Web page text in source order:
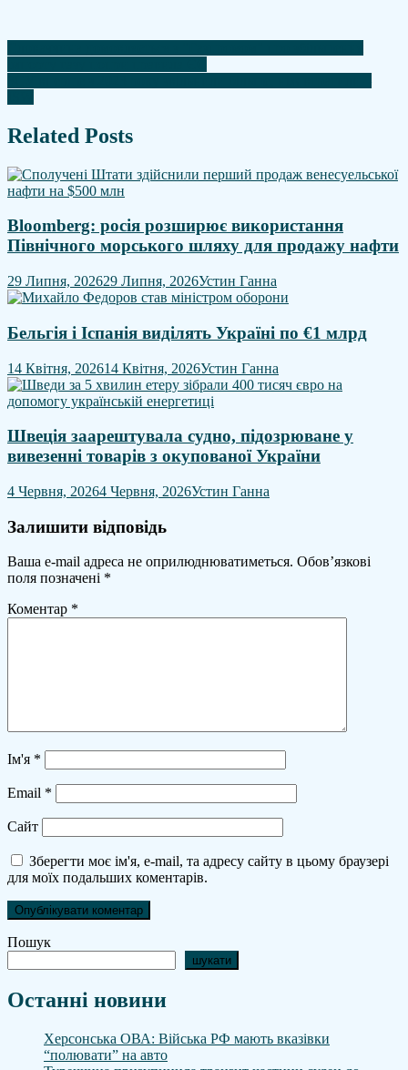
Навігація
записів
Related Posts
Bloomberg: росія розширює використання
Північного морського шляху для продажу нафти
29 Липня, 202629 Липня, 2026Устин Ганна
Бельгія і Іспанія виділять Україні по €1 млрд
14 Квітня, 202614 Квітня, 2026Устин Ганна
Швеція заарештувала судно, підозрюване у
вивезенні товарів з окупованої України
4 Червня, 20264 Червня, 2026Устин Ганна
Залишити відповідь
Ваша e-mail адреса не оприлюднюватиметься. Обов’язкові
поля позначені *
Коментар *
Ім'я *
Email *
Сайт
Зберегти моє ім'я, e-mail, та адресу сайту в цьому браузері
для моїх подальших коментарів.
Пошук
шукати
Останні новини
Херсонська ОВА: Війська РФ мають вказівки
“полювати” на авто